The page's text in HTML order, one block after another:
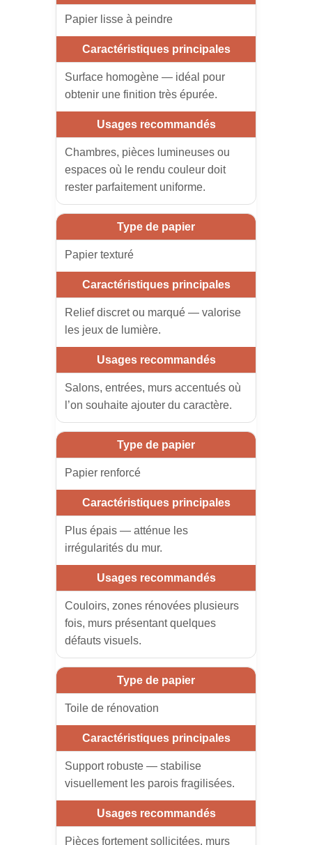
Papier lisse à peindre
Surface homogène — idéal pour
obtenir une finition très épurée.
Chambres, pièces lumineuses ou
espaces où le rendu couleur doit
rester parfaitement uniforme.
Papier texturé
Relief discret ou marqué — valorise
les jeux de lumière.
Salons, entrées, murs accentués où
l’on souhaite ajouter du caractère.
Papier renforcé
Plus épais — atténue les
irrégularités du mur.
Couloirs, zones rénovées plusieurs
fois, murs présentant quelques
défauts visuels.
Toile de rénovation
Support robuste — stabilise
visuellement les parois fragilisées.
Pièces fortement sollicitées, murs